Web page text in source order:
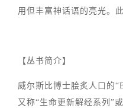
用但丰富神话语的亮光。
【丛书简介】
威尔斯比博士脍炙人口的
又称“生命更新解经系列”